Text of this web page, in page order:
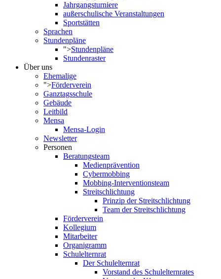
Jahrgangsturniere
außerschulische Veranstaltungen
Sportstätten
Sprachen
Stundenpläne
">Stundenpläne
Stundenraster
Über uns
Ehemalige
">Förderverein
Ganztagsschule
Gebäude
Leitbild
Mensa
Mensa-Login
Newsletter
Personen
Beratungsteam
Medienprävention
Cybermobbing
Mobbing-Interventionsteam
Streitschlichtung
Prinzip der Streitschlichtung
Team der Streitschlichtung
Förderverein
Kollegium
Mitarbeiter
Organigramm
Schulelternrat
Der Schulelternrat
Vorstand des Schulelternrates